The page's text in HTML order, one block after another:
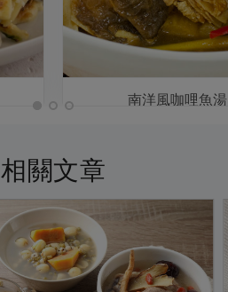
南洋風咖哩魚湯
相關文章